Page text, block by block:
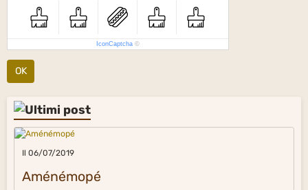
IconCaptcha ©
OK
Il 06/07/2019
Aménémopé